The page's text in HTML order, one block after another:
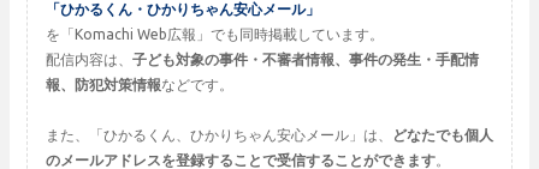
「ひかるくん・ひかりちゃん安心メール」
を「Komachi Web広報」でも同時掲載しています。
配信内容は、 子ども対象の事件・不審者情報、事件の発生・手配情
報、防犯対策情報などです。
また、「ひかるくん、ひかりちゃん安心メール」は、
どなたでも個人
のメールアドレスを登録することで受信することができます。